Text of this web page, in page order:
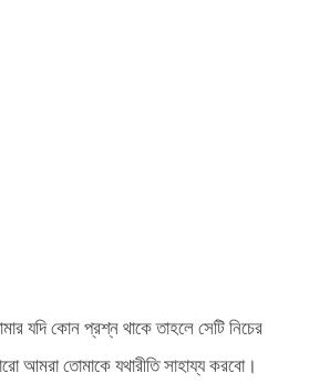
যদি কোন প্রশ্ন থাকে তাহলে সেটি নিচের
আমরা তোমাকে যথারীতি সাহায্য করবো।